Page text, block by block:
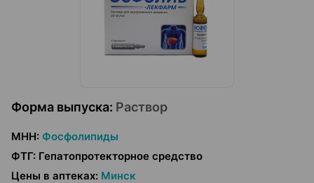
Форма выпуска: Раствор
МНН: Фосфолипиды
ФТГ: Гепатопротекторное средство
Цены в аптеках: Минск